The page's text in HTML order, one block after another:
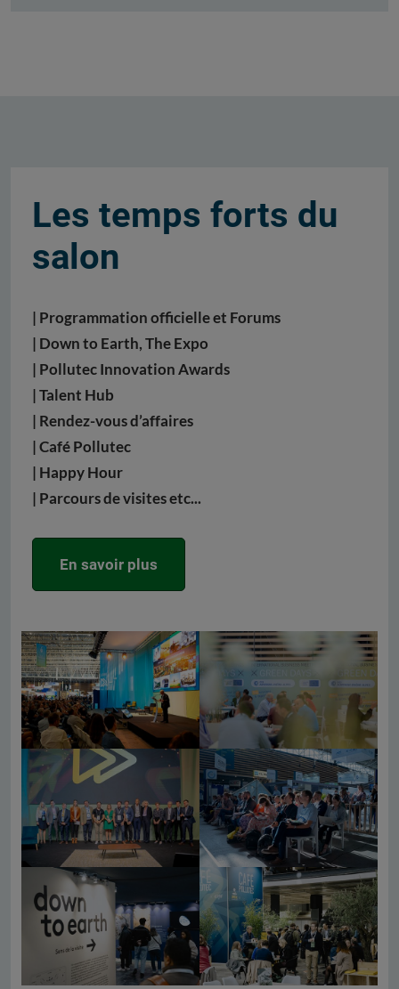
Les temps forts du
salon
| Programmation officielle et Forums
| Down to Earth, The Expo
| Pollutec Innovation Awards
| Talent Hub
| Rendez-vous d’affaires
| Café Pollutec
| Happy Hour
| Parcours de visites etc...
En savoir plus